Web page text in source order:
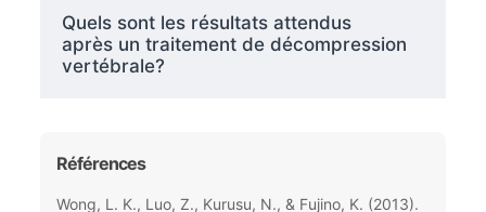
Quels sont les résultats attendus
après un traitement de décompression
vertébrale?
Références
Wong, L. K., Luo, Z., Kurusu, N., & Fujino, K. (2013).